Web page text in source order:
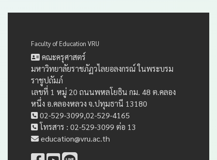
Faculty of Education VRU
คณะครุศาสตร์
มหาวิทยาลัยราชภัฏวไลยอลงกรณ์ ในพระบรม
ราชูปถัมภ์
เลขที่ 1 หมู่ 20 ถนนพหลโยธิน กม. 48 ต.คลอง
หนึ่ง อ.คลองหลวง จ.ปทุมธานี 13180
02-529-3099,02-529-4165
โทรสาร : 02-529-3099 ต่อ 13
education@vru.ac.th